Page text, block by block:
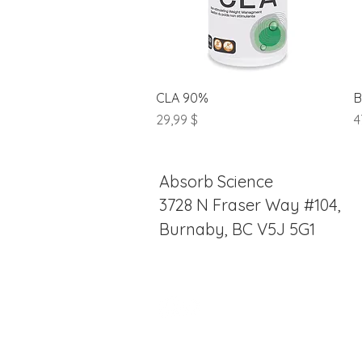
CLA 90%
Prix
29,99 $
Absorb Science
3728 N Fraser Way #104,
Burnaby, BC V5J 5G1